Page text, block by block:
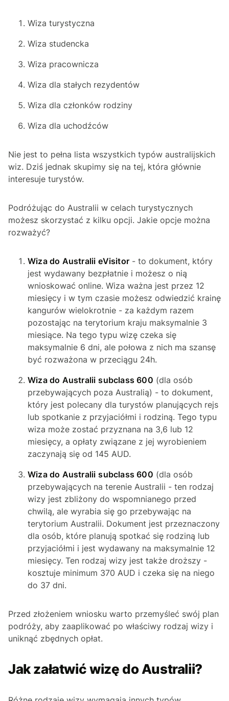
Wiza turystyczna
Wiza studencka
Wiza pracownicza
Wiza dla stałych rezydentów
Wiza dla członków rodziny
Wiza dla uchodźców
Nie jest to pełna lista wszystkich typów australijskich
wiz. Dziś jednak skupimy się na tej, która głównie
interesuje turystów.
Podróżując do Australii w celach turystycznych
możesz skorzystać z kilku opcji. Jakie opcje można
rozważyć?
Wiza do Australii eVisitor - to dokument, który
jest wydawany bezpłatnie i możesz o nią
wnioskować online. Wiza ważna jest przez 12
miesięcy i w tym czasie możesz odwiedzić krainę
kangurów wielokrotnie - za każdym razem
pozostając na terytorium kraju maksymalnie 3
miesiące. Na tego typu wizę czeka się
maksymalnie 6 dni, ale połowa z nich ma szansę
być rozważona w przeciągu 24h.
Wiza do Australii subclass 600 (dla osób
przebywających poza Australią) - to dokument,
który jest polecany dla turystów planujących rejs
lub spotkanie z przyjaciółmi i rodziną. Tego typu
wiza może zostać przyznana na 3,6 lub 12
miesięcy, a opłaty związane z jej wyrobieniem
zaczynają się od 145 AUD.
Wiza do Australii subclass 600 (dla osób
przebywających na terenie Australii - ten rodzaj
wizy jest zbliżony do wspomnianego przed
chwilą, ale wyrabia się go przebywając na
terytorium Australii. Dokument jest przeznaczony
dla osób, które planują spotkać się rodziną lub
przyjaciółmi i jest wydawany na maksymalnie 12
miesięcy. Ten rodzaj wizy jest także droższy -
kosztuje minimum 370 AUD i czeka się na niego
do 37 dni.
Przed złożeniem wniosku warto przemyśleć swój plan
podróży, aby zaaplikować po właściwy rodzaj wizy i
uniknąć zbędnych opłat.
Jak załatwić wizę do Australii?